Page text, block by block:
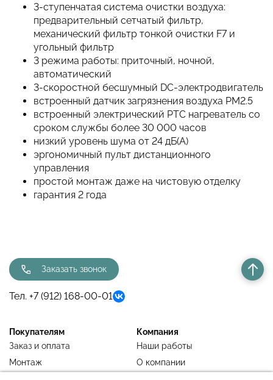
3-ступенчатая система очистки воздуха:
предварительный сетчатый фильтр,
механический фильтр тонкой очистки F7 и
угольный фильтр
3 режима работы: приточный, ночной,
автоматический
3-скоростной бесшумный DC-электродвигатель
встроенный датчик загрязнения воздуха РМ2.5
встроенный электрический РТС нагреватель со
сроком службы более 30 000 часов
низкий уровень шума от 24 дБ(А)
эргономичный пульт дистанционного
управления
простой монтаж даже на чистовую отделку
гарантия 2 года
Покупателям
Заказ и оплата
Монтаж
Компания
Наши работы
О компании
Заказать звонок
Тел. +7 (912) 168-00-01